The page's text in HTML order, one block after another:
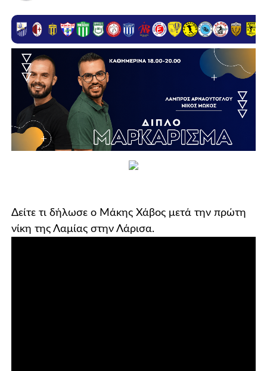
Δείτε τι δήλωσε ο Μάκης Χάβος μετά την πρώτη
νίκη της Λαμίας στην Λάρισα.